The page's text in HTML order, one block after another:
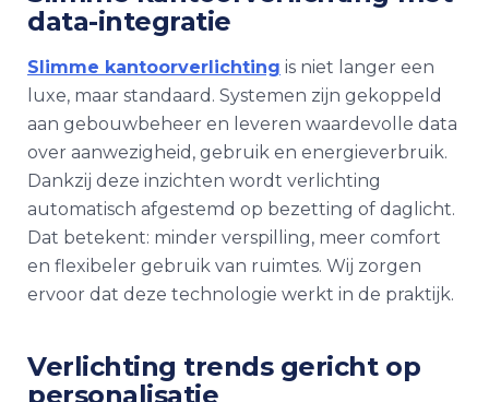
data-integratie
Slimme kantoorverlichting is niet langer een
luxe, maar standaard. Systemen zijn gekoppeld
aan gebouwbeheer en leveren waardevolle data
over aanwezigheid, gebruik en energieverbruik.
Dankzij deze inzichten wordt verlichting
automatisch afgestemd op bezetting of daglicht.
Dat betekent: minder verspilling, meer comfort
en flexibeler gebruik van ruimtes. Wij zorgen
ervoor dat deze technologie werkt in de praktijk.
Verlichting trends gericht op
personalisatie